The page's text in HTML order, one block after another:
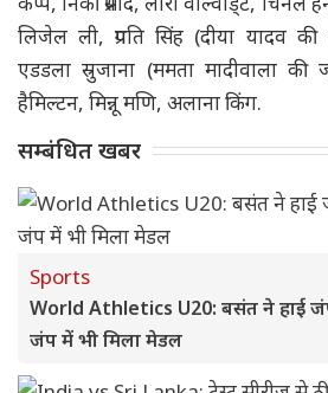
लिजेल ली, प्रगति सिंह (दीया यादव की
एडडला स्रुजाना (ममता मादीवाला
हैमिल्टन, मिन्नू मणि, अलाना किंग.
सम्बंधित खबर
Sports
World Athletics U20: बसंत ने हाई
जंप में भी मिला मेडल